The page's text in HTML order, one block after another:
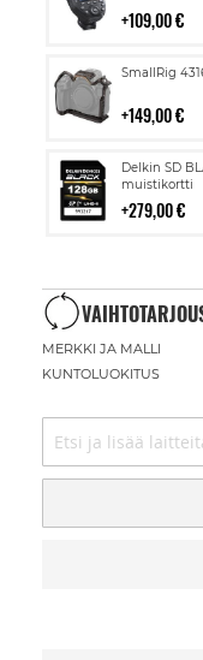
109,00 €
SmallRig
149,00 €
Lisää
Delkin SD
muistikortti
279,00 €
Lisää
ostoskoriin
MERKKI JA MALLI
KUNTOLUOKITUS